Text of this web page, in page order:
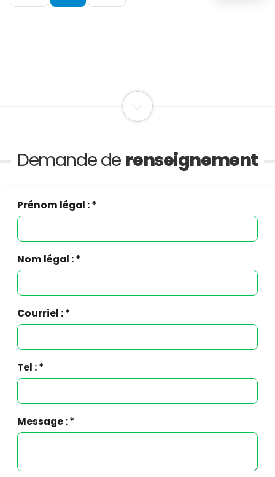
Demande de renseignement
Prénom légal : *
Nom légal : *
Courriel : *
Tel : *
Message : *